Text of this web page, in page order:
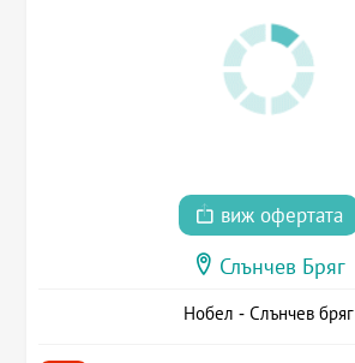
виж офертата
Слънчев Бряг
Нобел - Слънчев бряг